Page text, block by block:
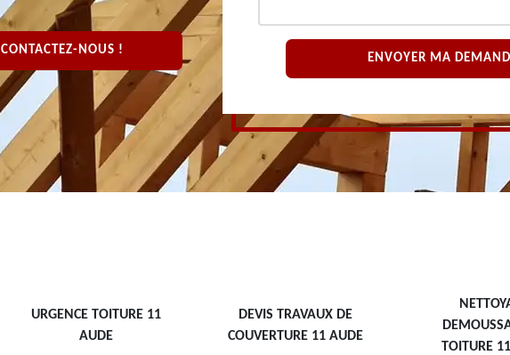
CONTACTEZ-NOUS !
URGENCE TOITURE 11
AUDE
DEVIS TRAVAUX DE
COUVERTURE 11 AUDE
TOITURE